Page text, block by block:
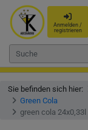
Anmelden /
registrieren
Sie befinden sich hier:
Green Cola
green cola